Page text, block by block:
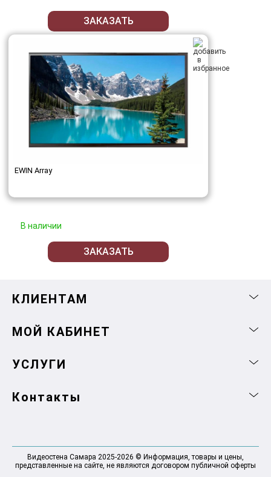
ЗАКАЗАТЬ
EWIN Array
В наличии
ЗАКАЗАТЬ
КЛИЕНТАМ
МОЙ КАБИНЕТ
УСЛУГИ
Контакты
Видеостена Самара 2025-2026 © Информация, товары и цены,
представленные на сайте, не являются договором публичной оферты